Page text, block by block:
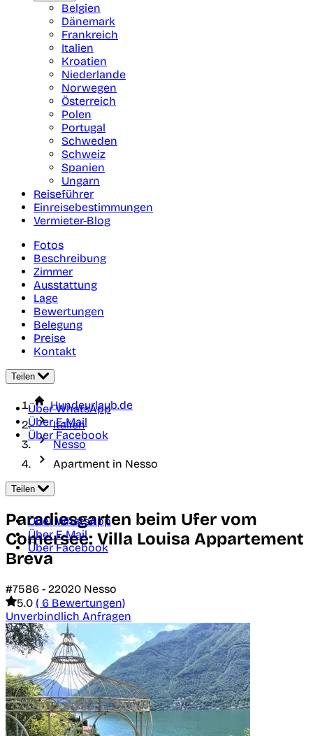
Belgien
Dänemark
Frankreich
Italien
Kroatien
Niederlande
Norwegen
Österreich
Polen
Portugal
Schweden
Schweiz
Spanien
Ungarn
Reiseführer
Einreisebestimmungen
Vermieter-Blog
Fotos
Beschreibung
Zimmer
Ausstattung
Lage
Bewertungen
Belegung
Preise
Kontakt
Teilen
Über WhatsApp
Über E-Mail
Über Facebook
Hundeurlaub.de
Italien
Nesso
Apartment in Nesso
Teilen
Über WhatsApp
Über E-Mail
Über Facebook
Paradiesgarten beim Ufer vom
Comersee: Villa Louisa Appartement
Breva
#7586 - 22020 Nesso
5.0 ( 6 Bewertungen)
Unverbindlich Anfragen